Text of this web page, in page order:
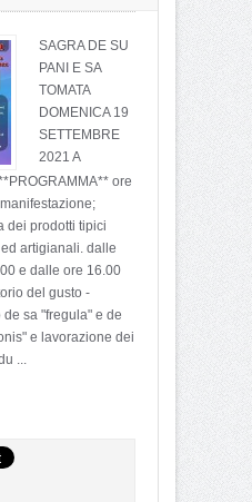
SAGRA DE SU
PANI E SA
TOMATA
DOMENICA 19
SETTEMBRE
2021 A
ore
dei prodotti tipici
artigianali. dalle
e dalle ore 16.00
del gusto -
sa "fregula" e de
e lavorazione dei
...